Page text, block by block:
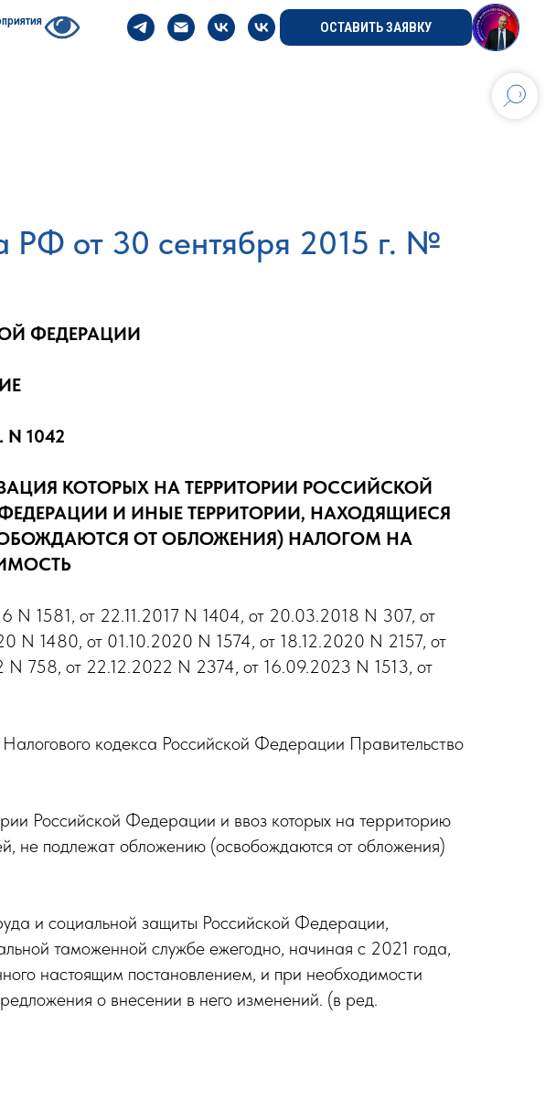
ОСТАВИТЬ ЗАЯВКУ
РФ от 30 сентября 2015 г. №
ФЕДЕРАЦИИ
N 1042
КОТОРЫХ НА ТЕРРИТОРИИ РОССИЙСКОЙ
И ИНЫЕ ТЕРРИТОРИИ, НАХОДЯЩИЕСЯ
ОТ ОБЛОЖЕНИЯ) НАЛОГОМ НА
N 1581, от 22.11.2017 N 1404, от 20.03.2018 N 307, от
N 1480, от 01.10.2020 N 1574, от 18.12.2020 N 2157, от
758, от 22.12.2022 N 2374, от 16.09.2023 N 1513, от
Налогового кодекса Российской Федерации Правительство
Российской Федерации и ввоз которых на территорию
не подлежат обложению (освобождаются от обложения)
и социальной защиты Российской Федерации,
таможенной службе ежегодно, начиная с 2021 года,
настоящим постановлением, и при необходимости
о внесении в него изменений. (в ред.